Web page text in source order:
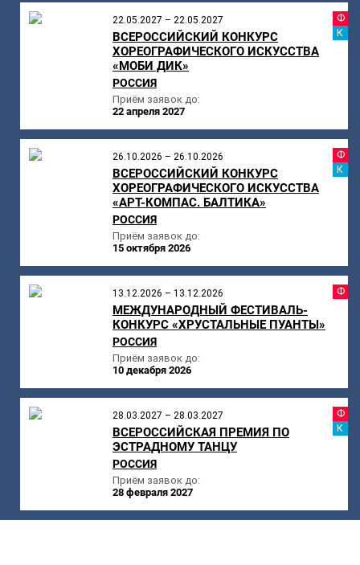
22.05.2027 – 22.05.2027
ВСЕРОССИЙСКИЙ КОНКУРС
ХОРЕОГРАФИЧЕСКОГО ИСКУССТВА
«МОБИ ДИК»
РОССИЯ
Приём заявок до:
22 апреля 2027
26.10.2026 – 26.10.2026
ВСЕРОССИЙСКИЙ КОНКУРС
ХОРЕОГРАФИЧЕСКОГО ИСКУССТВА
«АРТ-КОМПАС. БАЛТИКА»
РОССИЯ
Приём заявок до:
15 октября 2026
13.12.2026 – 13.12.2026
МЕЖДУНАРОДНЫЙ ФЕСТИВАЛЬ-
КОНКУРС «ХРУСТАЛЬНЫЕ ПУАНТЫ»
РОССИЯ
Приём заявок до:
10 декабря 2026
28.03.2027 – 28.03.2027
ВСЕРОССИЙСКАЯ ПРЕМИЯ ПО
ЭСТРАДНОМУ ТАНЦУ
РОССИЯ
Приём заявок до:
28 февраля 2027